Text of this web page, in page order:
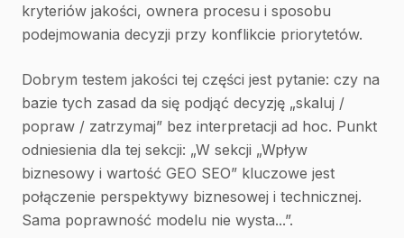
kryteriów jakości, ownera procesu i sposobu
podejmowania decyzji przy konflikcie priorytetów.
Dobrym testem jakości tej części jest pytanie: czy na
bazie tych zasad da się podjąć decyzję „skaluj /
popraw / zatrzymaj” bez interpretacji ad hoc. Punkt
odniesienia dla tej sekcji: „W sekcji „Wpływ
biznesowy i wartość GEO SEO” kluczowe jest
połączenie perspektywy biznesowej i technicznej.
Sama poprawność modelu nie wysta...”.